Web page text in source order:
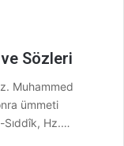
Sözleri
Muhammed
ümmeti
Sıddîk, Hz.…